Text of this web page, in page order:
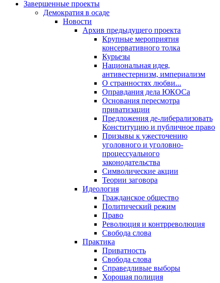
Завершенные проекты
Демократия в осаде
Новости
Архив предыдущего проекта
Крупные мероприятия
консервативного толка
Курьезы
Национальная идея,
антивестернизм, империализм
О странностях любви...
Оправдания дела ЮКОСа
Основания пересмотра
приватизации
Предложения де-либерализовать
Конституцию и публичное право
Призывы к ужесточению
уголовного и уголовно-
процессуального
законодательства
Символические акции
Теории заговора
Идеология
Гражданское общество
Политический режим
Право
Революция и контрреволюция
Свобода слова
Практика
Приватность
Свобода слова
Справедливые выборы
Хорошая полиция